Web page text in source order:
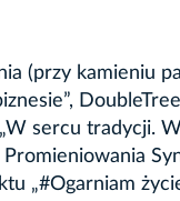
(przy kamieniu
sercu tradycji.
„#Ogarniam